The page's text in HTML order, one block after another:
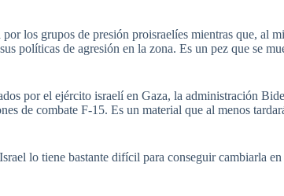
los grupos de presión proisraelíes mientras que, al
políticas de agresión en la zona. Es un pez que se
por el ejército israelí en Gaza, la administración
de combate F-15. Es un material que al menos
lo tiene bastante difícil para conseguir cambiarla